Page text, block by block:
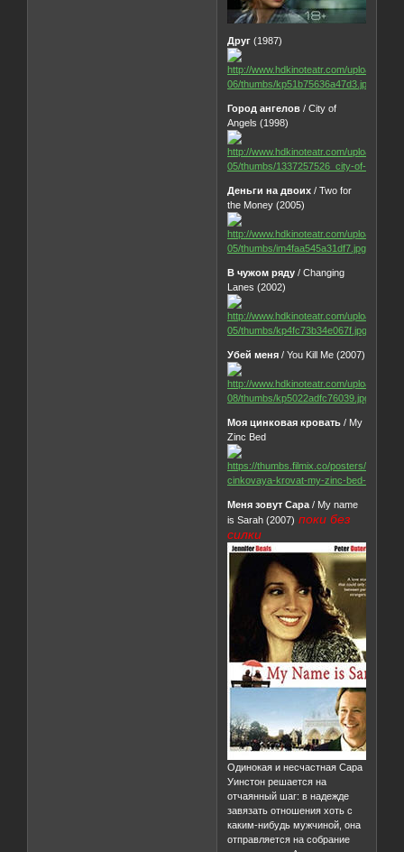
Друг (1987)
Город ангелов / City of
Angels (1998)
Деньги на двоих / Two for
the Money (2005)
В чужом ряду / Changing
Lanes (2002)
Убей меня / You Kill Me (2007)
Моя цинковая кровать / My
Zinc Bed
Меня зовут Сара / My name
is Sarah (2007) поки без
силки
Одинокая и несчастная Сара
Уинстон решается на
отчаянный шаг: в надежде
завязать отношения хоть с
каким-нибудь мужчиной, она
отправляется на собрание